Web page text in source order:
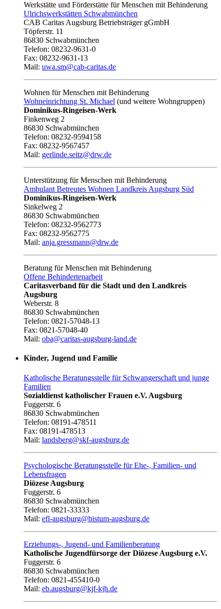
Werkstätte und Förderstätte für Menschen mit Behinderung
Ulrichswerkstätten Schwabmünchen
CAB Caritas Augsburg Betriebsträger gGmbH
Töpferstr. 11
86830 Schwabmünchen
Telefon: 08232-9631-0
Fax: 08232-9631-13
Mail: uwa.sm@cab-caritas.de
Wohnen für Menschen mit Behinderung
Wohneinrichtung St. Michael (und weitere Wohngruppen)
Dominikus-Ringeisen-Werk
Finkenweg 2
86830 Schwabmünchen
Telefon: 08232-9594158
Fax: 08232-9567457
Mail: gerlinde.seitz@drw.de
Unterstützung für Menschen mit Behinderung
Ambulant Betreutes Wohnen Landkreis Augsburg Süd
Dominikus-Ringeisen-Werk
Sinkelweg 2
86830 Schwabmünchen
Telefon: 08232-9562773
Fax: 08232-9562775
Mail: anja.gressmann@drw.de
Beratung für Menschen mit Behinderung
Offene Behindertenarbeit
Caritasverband für die Stadt und den Landkreis
Augsburg
Weberstr. 8
86830 Schwabmünchen
Telefon: 0821-57048-13
Fax: 0821-57048-40
Mail: oba@caritas-augsburg-land.de
Kinder, Jugend und Familie
Katholische Beratungsstelle für Schwangerschaft und junge
Familien
Sozialdienst katholischer Frauen e.V. Augsburg
Fuggerstr. 6
86830 Schwabmünchen
Telefon: 08191-478511
Fax: 08191-478513
Mail: landsberg@skf-augsburg.de
Psychologische Beratungsstelle für Ehe-, Familien- und
Lebensfragen
Diözese Augsburg
Fuggerstr. 6
86830 Schwabmünchen
Telefon: 0821-33333
Mail: efl-augsburg@bistum-augsburg.de
Erziehungs-, Jugend- und Familienberatung
Katholische Jugendfürsorge der Diözese Augsburg e.V.
Fuggerstr. 6
86830 Schwabmünchen
Telefon: 0821-455410-0
Mail: eb.augsburg@kjf-kjh.de